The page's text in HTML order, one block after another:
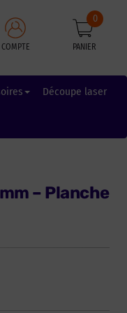
COMPTE PANIER
0
Découpe laser
– Planche